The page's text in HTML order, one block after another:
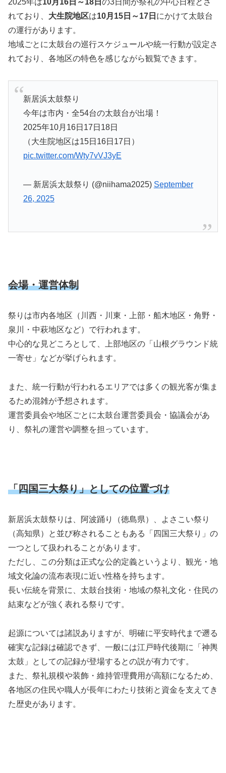
2025年は10月16日～18日 の3日間が祭礼の中心日程とさ
れており、 大生院地区は10月15日～17日 にかけて太鼓台
の運行があります。
地域ごとに太鼓台の巡行スケジュールや統一行動が設定さ
れており、各地区の特色を感じながら観覧できます。
新居浜太鼓祭り
今年は市内・全54台の太鼓台が出場！
2025年10月16日17日18日
（大生院地区は15日16日17日）
pic.twitter.com/Wty7vVJ3yE
— 新居浜太鼓祭り (@niihama2025) September
26, 2025
会場・運営体制
祭りは市内各地区（川西・川東・上部・船木地区・角野・
泉川・中萩地区など）で行われます。
中心的な見どころとして、上部地区の「山根グラウンド統
一寄せ」などが挙げられます。
また、統一行動が行われるエリアでは多くの観光客が集ま
るため混雑が予想されます。
運営委員会や地区ごとに太鼓台運営委員会・協議会があ
り、祭礼の運営や調整を担っています。
「四国三大祭り」としての位置づけ
新居浜太鼓祭りは、阿波踊り（徳島県）、よさこい祭り
（高知県）と並び称されることもある「四国三大祭り」の
一つとして扱われることがあります。
ただし、この分類は正式な公的定義というより、観光・地
域文化論の流布表現に近い性格を持ちます。
長い伝統を背景に、太鼓台技術・地域の祭礼文化・住民の
結束などが強く表れる祭りです。
起源については諸説ありますが、明確に平安時代まで遡る
確実な記録は確認できず、一般には江戸時代後期に「神輿
太鼓」としての記録が登場するとの説が有力です。
また、祭礼規模や装飾・維持管理費用が高額になるため、
各地区の住民や職人が長年にわたり技術と資金を支えてき
た歴史があります。